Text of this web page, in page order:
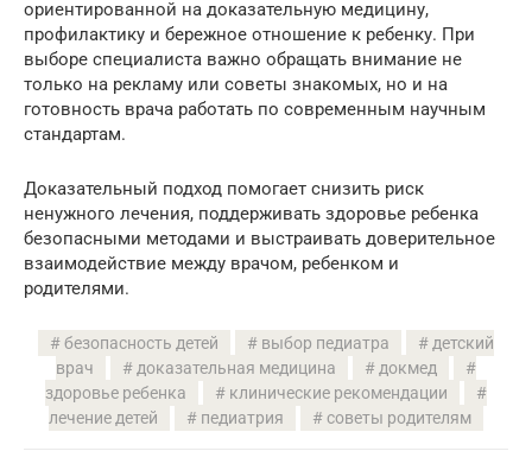
ориентированной на доказательную медицину,
профилактику и бережное отношение к ребенку. При
выборе специалиста важно обращать внимание не
только на рекламу или советы знакомых, но и на
готовность врача работать по современным научным
стандартам.
Доказательный подход помогает снизить риск
ненужного лечения, поддерживать здоровье ребенка
безопасными методами и выстраивать доверительное
взаимодействие между врачом, ребенком и
родителями.
безопасность детей выбор педиатра
детский
врач
доказательная медицина
докмед
здоровье ребенка
клинические рекомендации
лечение детей
педиатрия советы родителям